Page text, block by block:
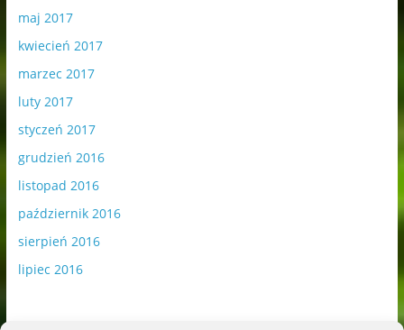
maj 2017
kwiecień 2017
marzec 2017
luty 2017
styczeń 2017
grudzień 2016
listopad 2016
październik 2016
sierpień 2016
lipiec 2016